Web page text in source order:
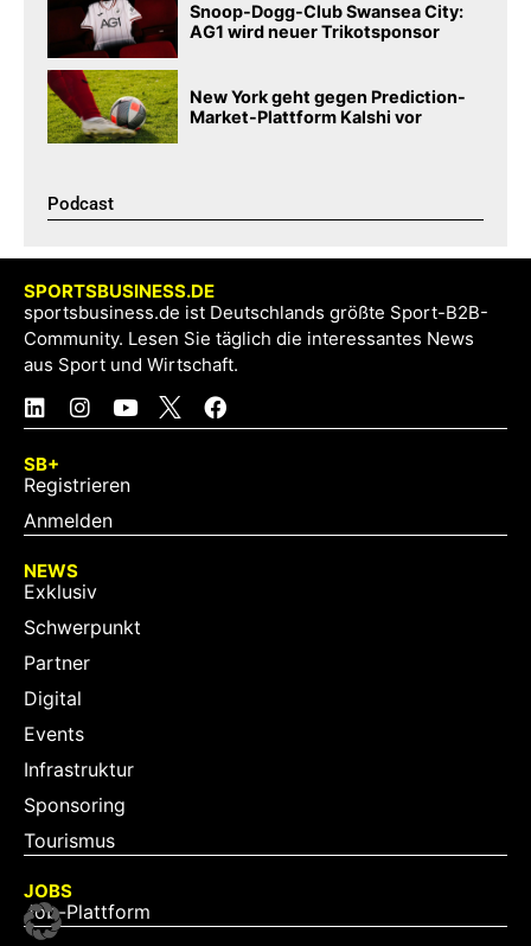
Snoop-Dogg-Club Swansea City:
AG1 wird neuer Trikotsponsor
New York geht gegen Prediction-
Market-Plattform Kalshi vor
Podcast​
SPORTSBUSINESS.DE
sportsbusiness.de ist Deutschlands größte Sport-B2B-
Community. Lesen Sie täglich die interessantes News
aus Sport und Wirtschaft.
SB+
Registrieren
Anmelden
NEWS
Exklusiv
Schwerpunkt
Partner
Digital
Events
Infrastruktur
Sponsoring
Tourismus
JOBS
Job-Plattform